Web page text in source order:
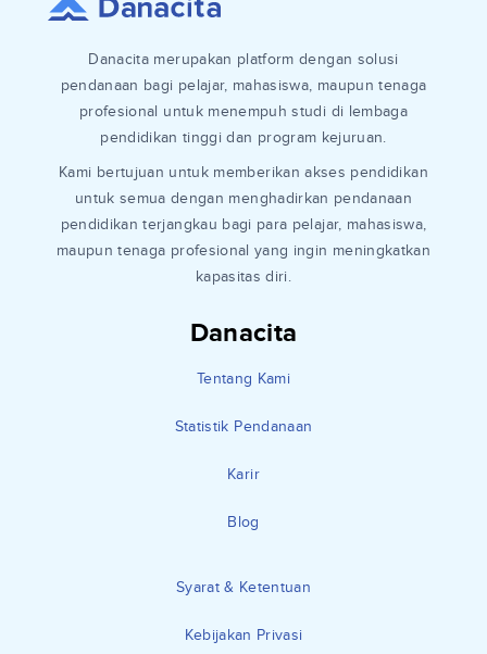
Danacita
Tentang Kami
Statistik Pendanaan
Karir
Blog
Syarat & Ketentuan
Kebijakan Privasi
Danacita merupakan platform dengan solusi
pendanaan bagi pelajar, mahasiswa, maupun tenaga
profesional untuk menempuh studi di lembaga
pendidikan tinggi dan program kejuruan.
Kami bertujuan untuk memberikan akses pendidikan
untuk semua dengan menghadirkan pendanaan
pendidikan terjangkau bagi para pelajar, mahasiswa,
maupun tenaga profesional yang ingin meningkatkan
kapasitas diri.